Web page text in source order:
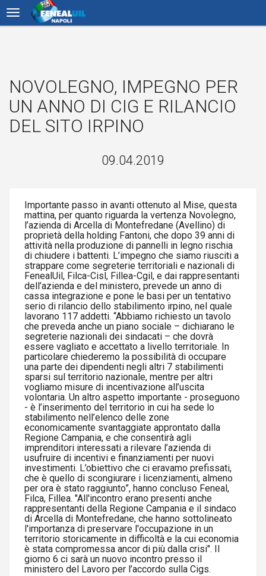
NOVOLEGNO, IMPEGNO PER
UN ANNO DI CIG E RILANCIO
DEL SITO IRPINO
09.04.2019
Importante passo in avanti ottenuto al Mise, questa
mattina, per quanto riguarda la vertenza Novolegno,
l’azienda di Arcella di Montefredane (Avellino) di
proprietà della holding Fantoni, che dopo 39 anni di
attività nella produzione di pannelli in legno rischia
di chiudere i battenti. L’impegno che siamo riusciti a
strappare come segreterie territoriali e nazionali di
FenealUil, Filca-Cisl, Fillea-Cgil, e dai rappresentanti
dell’azienda e del ministero, prevede un anno di
cassa integrazione e pone le basi per un tentativo
serio di rilancio dello stabilimento irpino, nel quale
lavorano 117 addetti. “Abbiamo richiesto un tavolo
che preveda anche un piano sociale – dichiarano le
segreterie nazionali dei sindacati – che dovrà
essere vagliato e accettato a livello territoriale. In
particolare chiederemo la possibilità di occupare
una parte dei dipendenti negli altri 7 stabilimenti
sparsi sul territorio nazionale, mentre per altri
vogliamo misure di incentivazione all’uscita
volontaria. Un altro aspetto importante - proseguono
- è l’inserimento del territorio in cui ha sede lo
stabilimento nell’elenco delle zone
economicamente svantaggiate approntato dalla
Regione Campania, e che consentirà agli
imprenditori interessati a rilevare l’azienda di
usufruire di incentivi e finanziamenti per nuovi
investimenti. L’obiettivo che ci eravamo prefissati,
che è quello di scongiurare i licenziamenti, almeno
per ora è stato raggiunto”, hanno concluso Feneal,
Filca, Fillea. "All'incontro erano presenti anche
rappresentanti della Regione Campania e il sindaco
di Arcella di Montefredane, che hanno sottolineato
l'importanza di preservare l'occupazione in un
territorio storicamente in difficoltà e la cui economia
è stata compromessa ancor di più dalla crisi". Il
giorno 6 ci sarà un nuovo incontro presso il
ministero del Lavoro per l’accordo sulla Cigs.